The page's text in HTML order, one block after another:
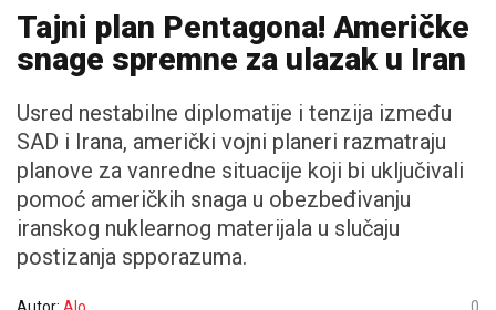
Tajni plan Pentagona! Američke
snage spremne za ulazak u Iran
Usred nestabilne diplomatije i tenzija između
SAD i Irana, američki vojni planeri razmatraju
planove za vanredne situacije koji bi uključivali
pomoć američkih snaga u obezbeđivanju
iranskog nuklearnog materijala u slučaju
postizanja spporazuma.